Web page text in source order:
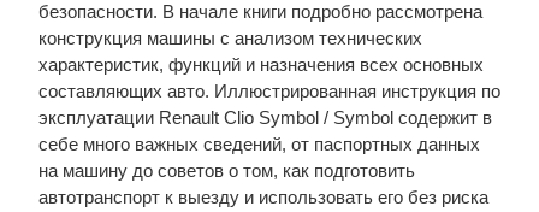
безопасности. В начале книги подробно рассмотрена
конструкция машины с анализом технических
характеристик, функций и назначения всех основных
составляющих авто. Иллюстрированная инструкция по
эксплуатации Renault Clio Symbol / Symbol содержит в
себе много важных сведений, от паспортных данных
на машину до советов о том, как подготовить
автотранспорт к выезду и использовать его без риска